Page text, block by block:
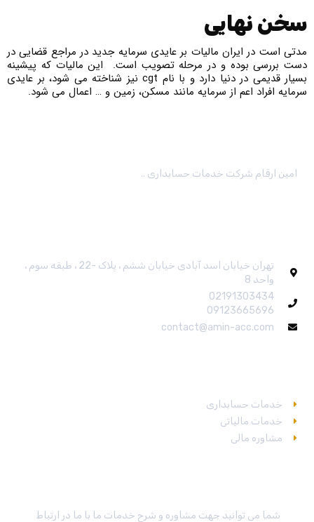
سخن نهایی
مدتی است در ایران مالیات بر عایدی سرمایه جدید در مراجع قضایی در
دست بررسی بوده و در مرحله تصویب است. این مالیات که پیشینه
بسیار قدیمی در دنیا دارد و با نام cgt نیز شناخته می شود، بر عایدی
سرمایه افراد اعم از سرمایه مانند مسکن، زمین و … اعمال می شود.
امین ارقام شرکت خدمات حسابداری ..
تهران خیابان اسد آبادی خیابان ششم ، پلاک -22 ، طبقه سوم ،
واحد 8
02191303434
09123665696
contact@amin-acc.com
خدمات حسابداری
خدمات مالیاتی
مشاوره مالی
شما می توانید جهت مشاوره و شرح خدمات ما با ما در ارتباط